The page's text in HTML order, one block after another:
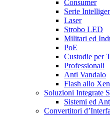
Consumer
Serie
Laser
Strobo LED
Militari ed
PoE
Custodie per
Professionali
Anti Vandalo
Flash allo
Soluzioni Integrate
Sistemi ed
Convertitori